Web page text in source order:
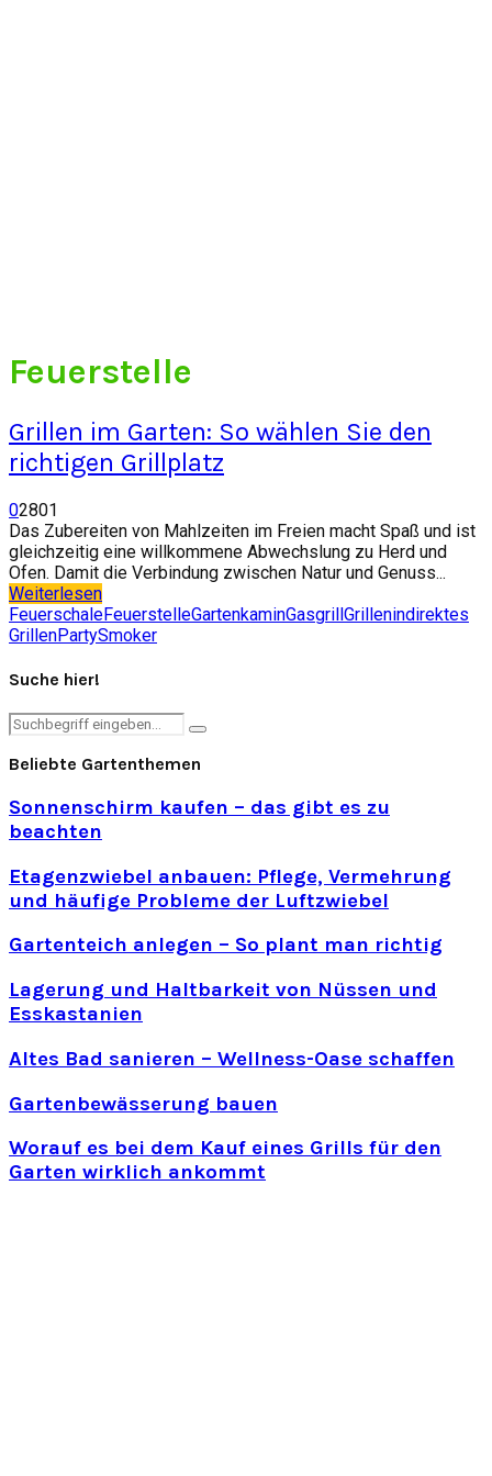
Feuerstelle
Grillen im Garten: So wählen Sie den
richtigen Grillplatz
02801
Das Zubereiten von Mahlzeiten im Freien macht Spaß und ist
gleichzeitig eine willkommene Abwechslung zu Herd und
Ofen. Damit die Verbindung zwischen Natur und Genuss...
Weiterlesen
FeuerschaleFeuerstelleGartenkaminGasgrillGrillenindirektes
GrillenPartySmoker
Suche hier!
Search
Search
Beliebte Gartenthemen
Sonnenschirm kaufen – das gibt es zu
beachten
Etagenzwiebel anbauen: Pflege, Vermehrung
und häufige Probleme der Luftzwiebel
Gartenteich anlegen – So plant man richtig
Lagerung und Haltbarkeit von Nüssen und
Esskastanien
Altes Bad sanieren – Wellness-Oase schaffen
Gartenbewässerung bauen
Worauf es bei dem Kauf eines Grills für den
Garten wirklich ankommt